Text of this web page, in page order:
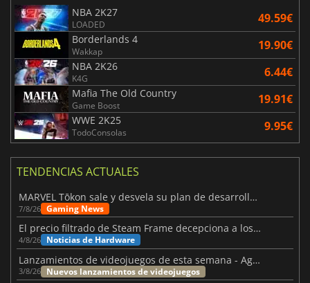
NBA 2K27
LOADED 49.59€
Borderlands 4
Wakkap 19.90€
NBA 2K26
K4G 6.44€
Mafia The Old Country
Game Boost 19.91€
WWE 2K25
TodoConsolas 9.95€
TENDENCIAS ACTUALES
MARVEL Tōkon sale y desvela su plan de desarrollo para el primer año
7/8/26 Gaming News
El precio filtrado de Steam Frame decepciona a los usuarios
4/8/26 Noticias de Hardware
Lanzamientos de videojuegos de esta semana - Agosto de 2026 (semana 32)
3/8/26 Nuevos lanzamientos de videojuegos